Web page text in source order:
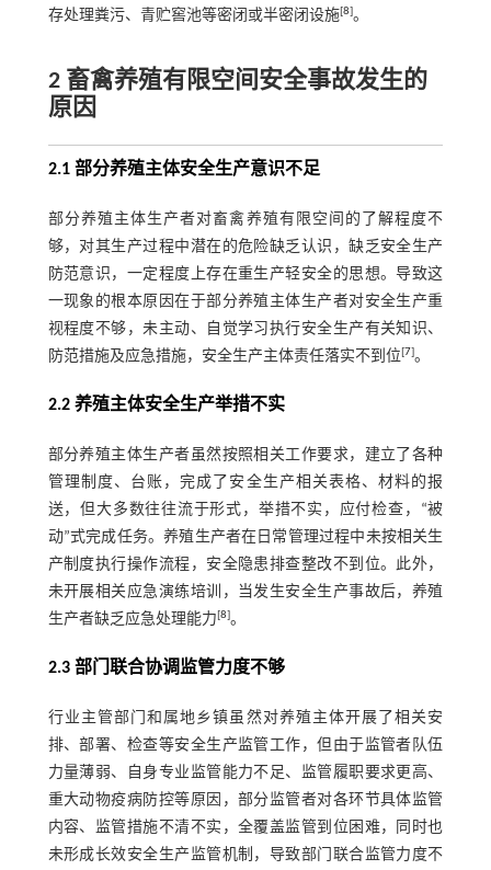
存处理粪污、青贮窖池等密闭或半密闭设施[8]。
2 畜禽养殖有限空间安全事故发生的
原因
2.1 部分养殖主体安全生产意识不足
部分养殖主体生产者对畜禽养殖有限空间的了解程度不
够，对其生产过程中潜在的危险缺乏认识，缺乏安全生产
防范意识，一定程度上存在重生产轻安全的思想。导致这
一现象的根本原因在于部分养殖主体生产者对安全生产重
视程度不够，未主动、自觉学习执行安全生产有关知识、
防范措施及应急措施，安全生产主体责任落实不到位[7]。
2.2 养殖主体安全生产举措不实
部分养殖主体生产者虽然按照相关工作要求，建立了各种
管理制度、台账，完成了安全生产相关表格、材料的报
送，但大多数往往流于形式，举措不实，应付检查，“被
动”式完成任务。养殖生产者在日常管理过程中未按相关生
产制度执行操作流程，安全隐患排查整改不到位。此外，
未开展相关应急演练培训，当发生安全生产事故后，养殖
生产者缺乏应急处理能力[8]。
2.3 部门联合协调监管力度不够
行业主管部门和属地乡镇虽然对养殖主体开展了相关安
排、部署、检查等安全生产监管工作，但由于监管者队伍
力量薄弱、自身专业监管能力不足、监管履职要求更高、
重大动物疫病防控等原因，部分监管者对各环节具体监管
内容、监管措施不清不实，全覆盖监管到位困难，同时也
未形成长效安全生产监管机制，导致部门联合监管力度不